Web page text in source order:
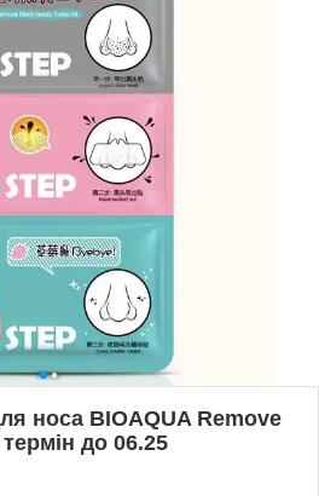
носа BIOAQUA Remove
до 06.25